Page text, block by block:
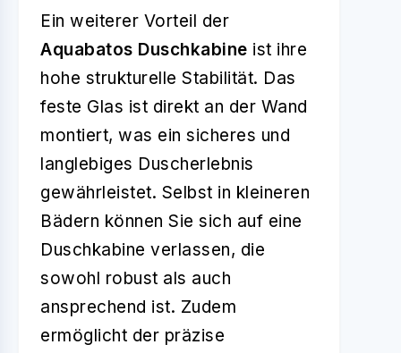
Ein weiterer Vorteil der
Aquabatos Duschkabine ist ihre
hohe strukturelle Stabilität. Das
feste Glas ist direkt an der Wand
montiert, was ein sicheres und
langlebiges Duscherlebnis
gewährleistet. Selbst in kleineren
Bädern können Sie sich auf eine
Duschkabine verlassen, die
sowohl robust als auch
ansprechend ist. Zudem
ermöglicht der präzise